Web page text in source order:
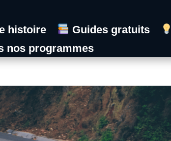
histoire
Guides gratuits
nos programmes